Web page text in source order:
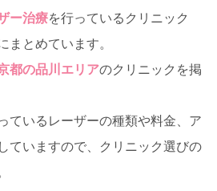
ー治療を行っているクリニック
まとめています。
都の品川エリアのクリニックを掲
ているレーザーの種類や料金、ア
ていますので、クリニック選びの